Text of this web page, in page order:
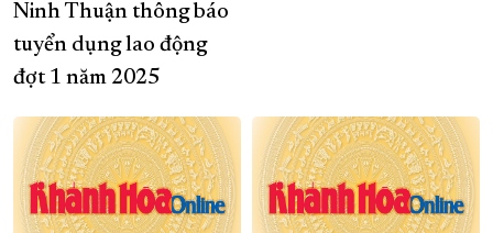
Ninh Thuận thông báo
tuyển dụng lao động
đợt 1 năm 2025